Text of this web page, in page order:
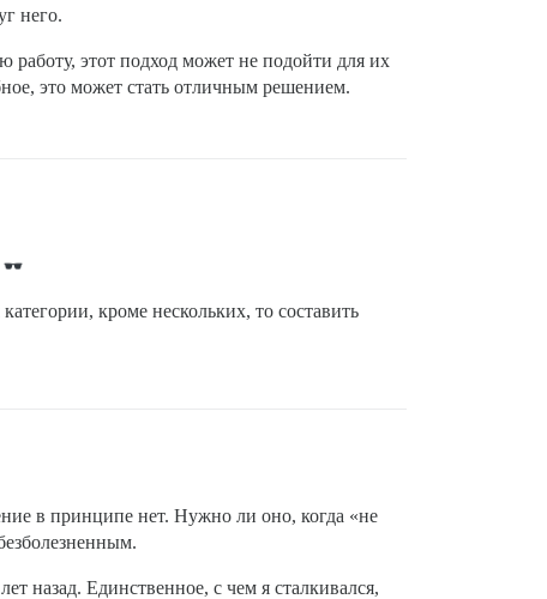
него.
работу, этот подход может не подойти для их
это может стать отличным решением.
кроме нескольких, то составить
в принципе нет. Нужно ли оно, когда «не
назад. Единственное, с чем я сталкивался,